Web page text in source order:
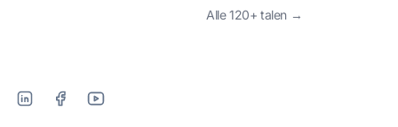
Alle 120+ talen →